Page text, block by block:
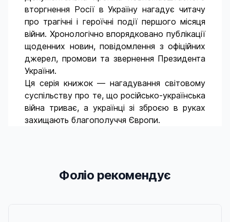
вторгнення Росії в Україну нагадує читачу
про трагічні і героїчні події першого місяця
війни. Хронологічно впорядковано публікації
щоденних новин, повідомлення з офіційних
джерел, промови та звернення Президента
України.
Ця серія книжок — нагадування світовому
суспільству про те, що російсько-українська
війна триває, а українці зі зброєю в руках
захищають благополуччя Європи.
Фоліо рекомендує